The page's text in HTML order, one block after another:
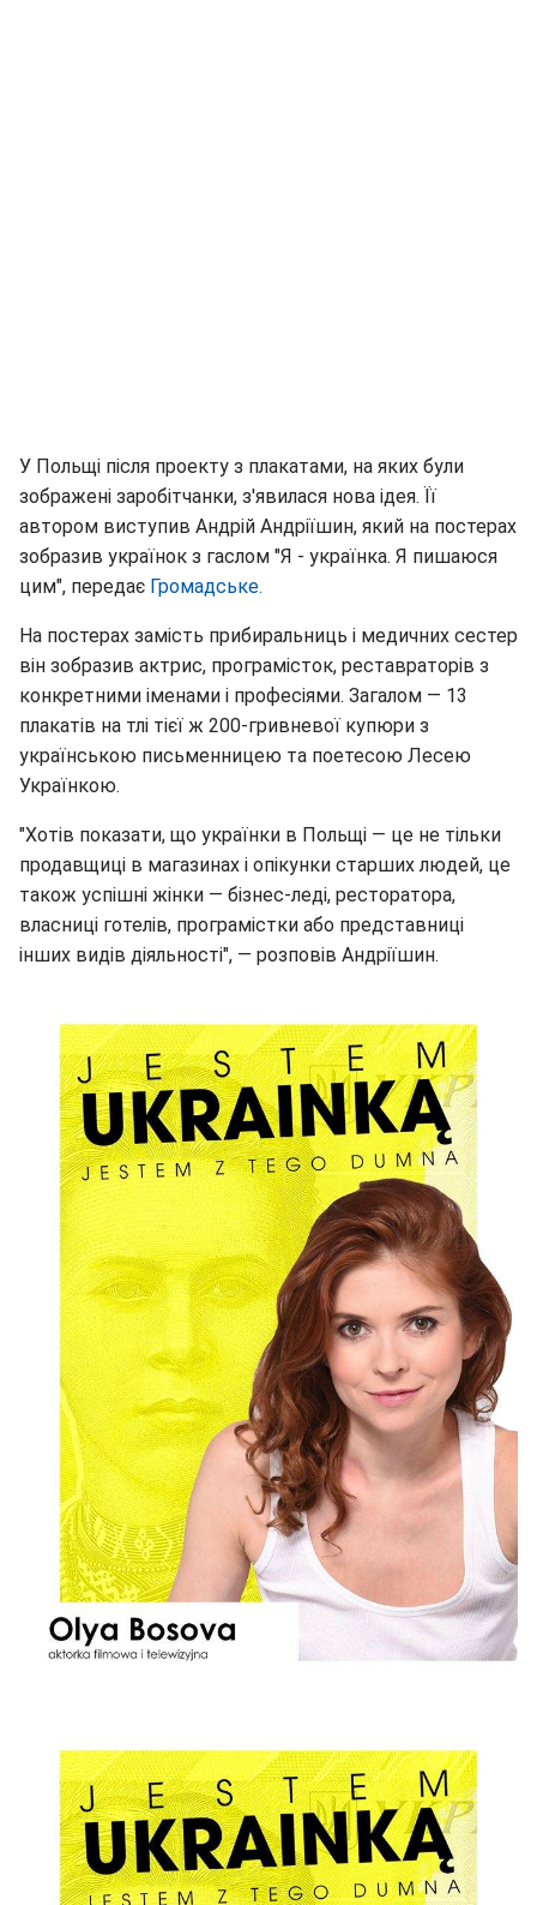
У Польщі після проекту з плакатами, на яких були
зображені заробітчанки, з'явилася нова ідея. Її
автором виступив Андрій Андріїшин, який на постерах
зобразив українок з гаслом "Я - українка. Я пишаюся
цим", передає Громадське.
На постерах замість прибиральниць і медичних сестер
він зобразив актрис, програмісток, реставраторів з
конкретними іменами і професіями. Загалом — 13
плакатів на тлі тієї ж 200-гривневої купюри з
українською письменницею та поетесою Лесею
Українкою.
"Хотів показати, що українки в Польщі — це не тільки
продавщиці в магазинах і опікунки старших людей, це
також успішні жінки — бізнес-леді, ресторатора,
власниці готелів, програмістки або представниці
інших видів діяльності", — розповів Андріїшин.